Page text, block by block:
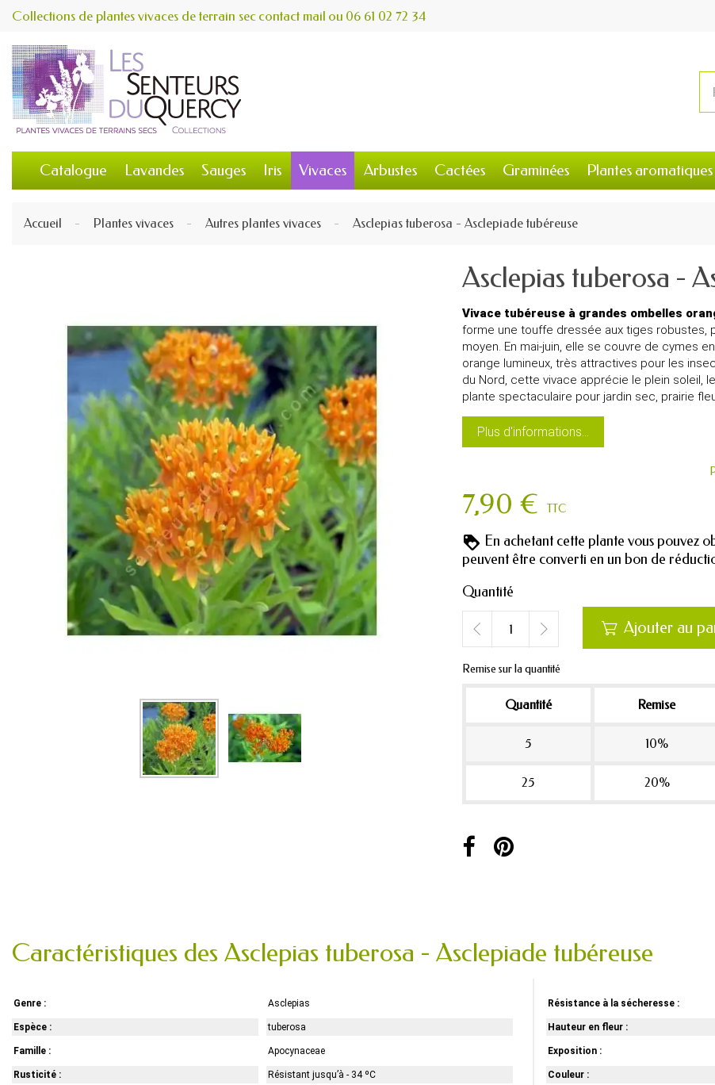
Collections de plantes vivaces de terrain sec contact mail ou 06 61 02 72 34
Catalogue Lavandes Sauges Iris Vivaces Arbustes Cactées Graminées Plantes aromatiques
Accueil Plantes vivaces Autres plantes vivaces Asclepias tuberosa - Asclepiade tubéreuse
Asclepias tuberosa -
Vivace tubéreuse à grandes ombelles
forme une touffe dressée aux tiges robustes,
moyen. En mai-juin, elle se couvre de cymes
orange lumineux, très attractives pour les
du Nord, cette vivace apprécie le plein soleil,
plante spectaculaire pour jardin sec, prairie
Plus d'informations...
7,90 € TTC
En achetant cette plante vous pouvez
peuvent être converti en un bon de
Quantité
 Ajouter au
Remise sur la quantité
Quantité Remise
5 10%
25 20%
Caractéristiques des Asclepias tuberosa - Asclepiade tubéreuse
Genre : Asclepias
Espèce : tuberosa
Famille : Apocynaceae
Rusticité : Résistant jusqu’à - 34 ºC
Résistance à la sécheresse :
Hauteur en fleur :
Exposition :
Couleur :